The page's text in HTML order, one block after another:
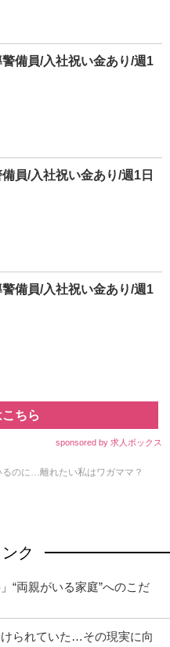
備員/入社祝い金あり/週1
員/入社祝い金あり/週1日
備員/入社祝い金あり/週1
ちら
sponsored by 求人ボックス
るのに…離れたい私はワガママ？
ク
“両親がいる家庭”へのこだ
られていた…その現実に向